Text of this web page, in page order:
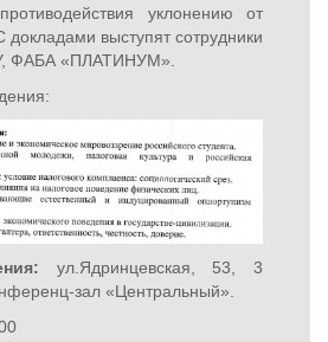
уклонению от
докладами выступят сотрудники
ФАБА «ПЛАТИНУМ».
ул.Ядринцевская, 53, 3
зал «Центральный».